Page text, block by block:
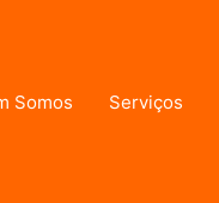
Somos Serviços